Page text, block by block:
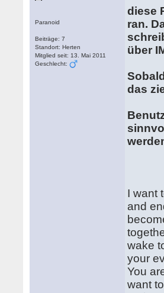
Paranoid
Beiträge: 7
Standort: Herten
Mitglied seit: 13. Mai 2011
Geschlecht:
diese
ran.
über
das
I want
and
wake
your
You
want